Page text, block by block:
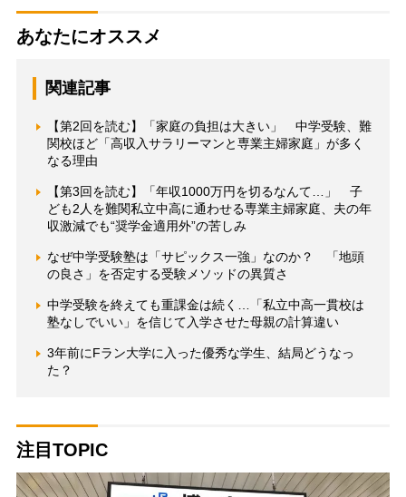
あなたにオススメ
関連記事
【第2回を読む】「家庭の負担は大きい」 中学受験、難
関校ほど「高収入サラリーマンと専業主婦家庭」が多く
なる理由
【第3回を読む】「年収1000万円を切るなんて…」 子
ども2人を難関私立中高に通わせる専業主婦家庭、夫の年
収激減でも“奨学金適用外”の苦しみ
なぜ中学受験塾は「サピックス一強」なのか？ 「地頭
の良さ」を否定する受験メソッドの異質さ
中学受験を終えても重課金は続く…「私立中高一貫校は
塾なしでいい」を信じて入学させた母親の計算違い
3年前にFラン大学に入った優秀な学生、結局どうなっ
た？
注目TOPIC